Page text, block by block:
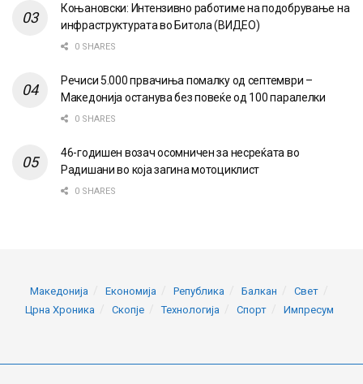
Коњановски: Интензивно работиме на подобрување на
инфраструктурата во Битола (ВИДЕО)
0 SHARES
Речиси 5.000 првачиња помалку од септември –
Македонија останува без повеќе од 100 паралелки
0 SHARES
46-годишен возач осомничен за несреќата во
Радишани во која загина мотоциклист
0 SHARES
Македонија Економија Република Балкан
Свет
Црна Хроника
Скопје Технологија Спорт Импресум